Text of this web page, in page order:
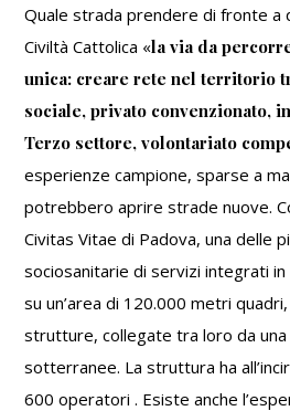
Quale strada prendere di fronte a
Civiltà Cattolica «la via da
unica: creare rete nel territorio
sociale, privato convenzionato,
Terzo settore, volontariato
esperienze campione, sparse a
potrebbero aprire strade nuove.
Civitas Vitae di Padova, una delle
sociosanitarie di servizi integrati in
su un’area di 120.000 metri
strutture, collegate tra loro da
sotterranee. La struttura ha
600 operatori . Esiste anche